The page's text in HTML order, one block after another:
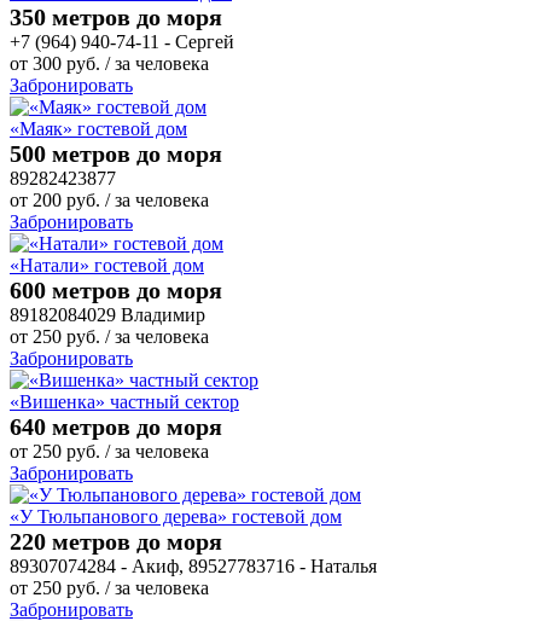
350 метров до моря
+7 (964) 940-74-11 - Сергей
от 300 руб. / за человека
Забронировать
«Маяк» гостевой дом
500 метров до моря
89282423877
от 200 руб. / за человека
Забронировать
«Натали» гостевой дом
600 метров до моря
89182084029 Владимир
от 250 руб. / за человека
Забронировать
«Вишенка» частный сектор
640 метров до моря
от 250 руб. / за человека
Забронировать
«У Тюльпанового дерева» гостевой дом
220 метров до моря
89307074284 - Акиф, 89527783716 - Наталья
от 250 руб. / за человека
Забронировать